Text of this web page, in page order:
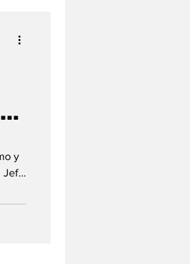
y
Jefe
la